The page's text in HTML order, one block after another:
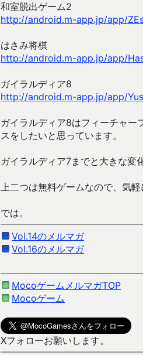
和室脱出ゲーム2
http://android.m-app.jp/app/
はさみ将棋
http://android.m-app.jp/app/
ガイラルディア8
http://android.m-app.jp/app/
ガイラルディア8はフィーチャー
スをしたいと思っています。
ガイラルディア7までと大きな変
上二つは無料ゲームなので、気
では。
Vol.14のメルマガ
Vol.16のメルマガ
MocoゲームメルマガTOP
Mocoゲーム
Xフォローお願いします。